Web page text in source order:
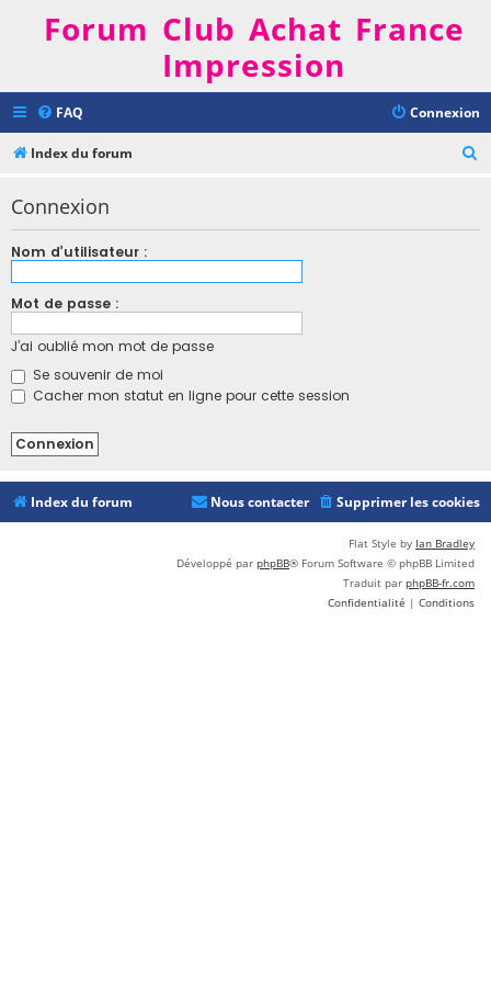
Forum Club Achat France
Impression
FAQ Connexion
Index du forum
Connexion
Nom d’utilisateur :
Mot de passe :
J’ai oublié mon mot de passe
Se souvenir de moi
Cacher mon statut en ligne pour cette session
Index du forum Supprimer les cookies
Nous contacter
Flat Style by Ian Bradley
Développé par phpBB® Forum Software © phpBB Limited
Traduit par phpBB-fr.com
Confidentialité | Conditions